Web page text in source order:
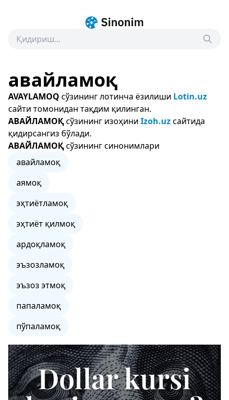
авайламоқ
AVAYLAMOQ сўзининг лотинча ёзилиши Lotin.uz
сайти томонидан тақдим қилинган.
АВАЙЛАМОҚсўзининг изоҳини Izoh.uzсайтида
қидирсангиз бўлади.
АВАЙЛАМОҚсўзининг синонимлари
авайламоқ
аямоқ
эҳтиётламоқ
эҳтиёт қилмоқ
ардоқламоқ
эъзозламоқ
эъзоз этмоқ
папаламоқ
пўпаламоқ